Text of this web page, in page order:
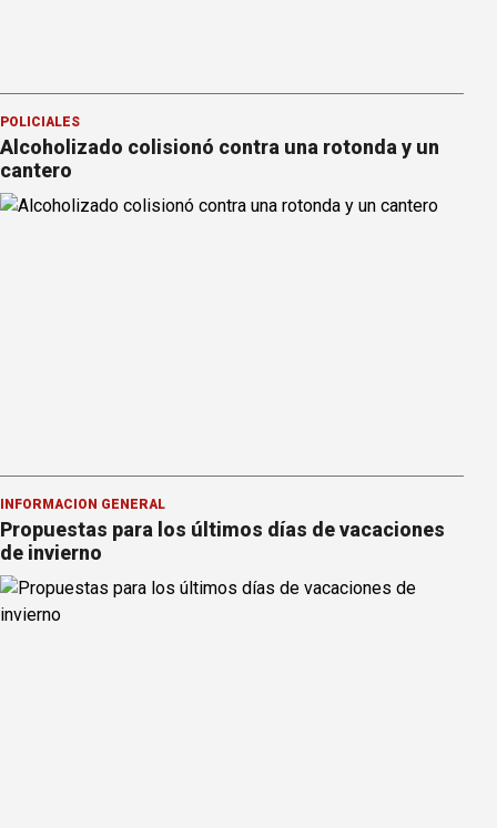
POLICIALES
Alcoholizado colisionó contra una rotonda y un
cantero
INFORMACION GENERAL
Propuestas para los últimos días de vacaciones
de invierno